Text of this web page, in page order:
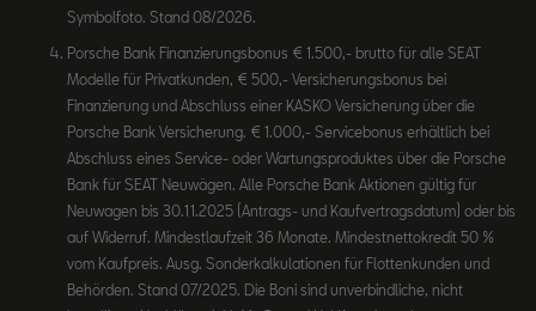
Symbolfoto. Stand 08/2026.
Porsche Bank Finanzierungsbonus € 1.500,- brutto für alle SEAT
Modelle für Privatkunden, € 500,- Versicherungsbonus bei
Finanzierung und Abschluss einer KASKO Versicherung über die
Porsche Bank Versicherung. € 1.000,- Servicebonus erhältlich bei
Abschluss eines Service- oder Wartungsproduktes über die Porsche
Bank für SEAT Neuwägen. Alle Porsche Bank Aktionen gültig für
Neuwagen bis 30.11.2025 (Antrags- und Kaufvertragsdatum) oder bis
auf Widerruf. Mindestlaufzeit 36 Monate. Mindestnettokredit 50 %
vom Kaufpreis. Ausg. Sonderkalkulationen für Flottenkunden und
Behörden. Stand 07/2025. Die Boni sind unverbindliche, nicht